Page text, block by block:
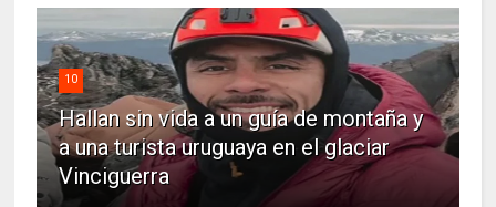
10
Hallan sin vida a un guía de montaña y
a una turista uruguaya en el glaciar
Vinciguerra